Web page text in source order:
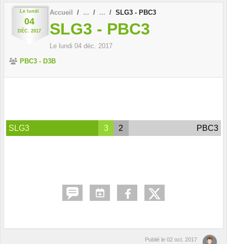
Le lundi
04
DÉC. 2017
Accueil SLG3 - PBC3
SLG3 - PBC3
Le lundi 04 déc. 2017
PBC3 - D3B
SLG3 3 2 PBC3
Publié le 02 oct. 2017